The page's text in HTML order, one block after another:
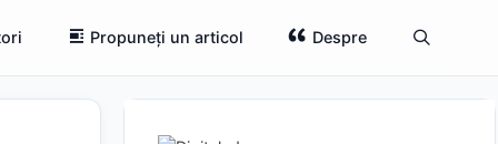
Propuneți un articol Despre